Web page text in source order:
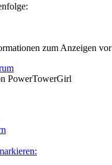
zum Anzeigen vor
PowerTowerGirl